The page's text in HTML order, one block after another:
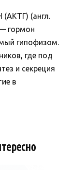
(англ.
гормон
гипофизом.
где под
и секреция
в